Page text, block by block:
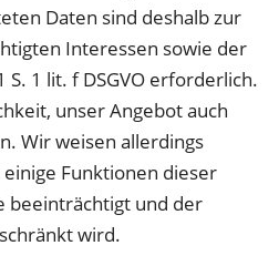
Daten sind deshalb zur
Interessen sowie der
1 lit. f DSGVO erforderlich.
unser Angebot auch
Wir weisen allerdings
Funktionen dieser
beeinträchtigt und der
wird.